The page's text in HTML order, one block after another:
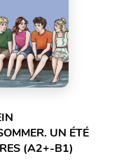
UN ÉTÉ
(A2+-B1)